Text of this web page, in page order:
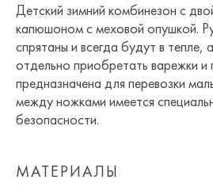
Детский зимний комбинезон с
капюшоном с меховой опушкой.
спрятаны и всегда будут в тепле,
отдельно приобретать варежки и
предназначена для перевозки
между ножками имеется
безопасности.
МАТЕРИАЛЫ